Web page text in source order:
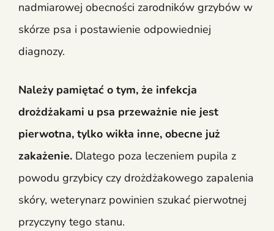
nadmiarowej obecności zarodników grzybów w
skórze psa i postawienie odpowiedniej
diagnozy.
Należy pamiętać o tym, że infekcja
drożdżakami u psa przeważnie nie jest
pierwotna, tylko wikła inne, obecne już
zakażenie. Dlatego poza leczeniem pupila z
powodu grzybicy czy drożdżakowego zapalenia
skóry, weterynarz powinien szukać pierwotnej
przyczyny tego stanu.